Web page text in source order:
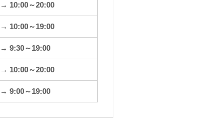
→ 10:00～20:00
→ 10:00～19:00
→ 9:30～19:00
→ 10:00～20:00
→ 9:00～19:00